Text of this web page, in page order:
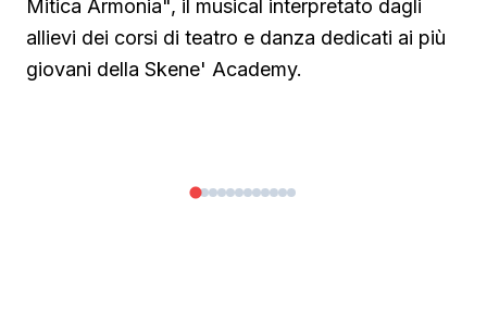
Mitica Armonia", il musical interpretato dagli
allievi dei corsi di teatro e danza dedicati ai più
giovani della Skene' Academy.